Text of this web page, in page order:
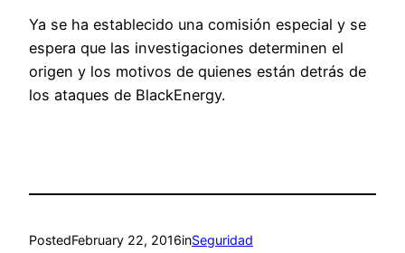
Ya se ha establecido una comisión especial y se
espera que las investigaciones determinen el
origen y los motivos de quienes están detrás de
los ataques de BlackEnergy.
PostedFebruary 22, 2016inSeguridad